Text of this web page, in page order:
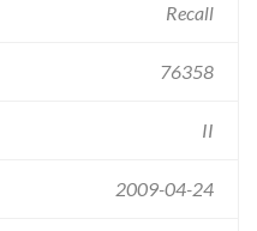
Recall
76358
II
2009-04-24